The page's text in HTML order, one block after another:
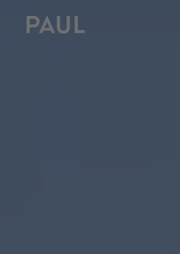
zur Startseite - PAUL Tech